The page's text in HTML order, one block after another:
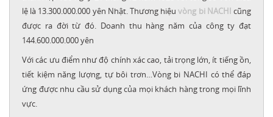
lệ là 13.300.000.000 yên Nhật. Thương hiệuvòng bi NACHI cũng
được ra đời từ đó. Doanh thu hàng năm của công ty đạt
144.600.000.000 yên
Với các ưu điểm như độ chính xác cao, tải trọng lớn, ít tiếng ồn,
tiết kiệm năng lượng, tự bôi trơn…Vòng bi NACHI có thể đáp
ứng được nhu cầu sử dụng của mọi khách hàng trong mọi lĩnh
vực.